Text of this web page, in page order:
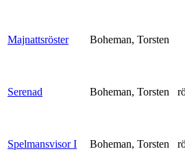
Majnattsröster Boheman, Torsten
Serenad Boheman, Torsten
Spelmansvisor I Boheman, Torsten